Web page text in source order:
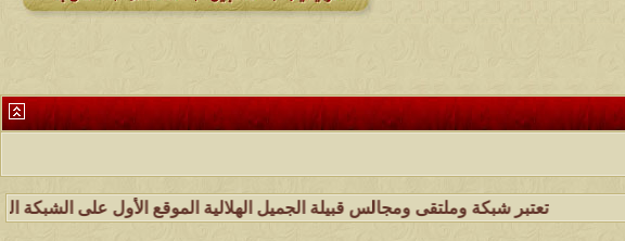
تعتبر شبكة وملتقى ومجالس قبيلة الجميل الهلالية الموقع الأول على الشبكة العنكبوتية